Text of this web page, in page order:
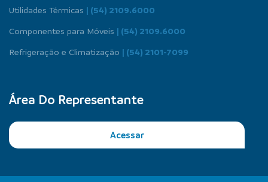
Utilidades Térmicas | (54) 2109.6000
Componentes para Móveis | (54) 2109.6000
Refrigeração e Climatização | (54) 2101-7099
Área Do Representante
Acessar